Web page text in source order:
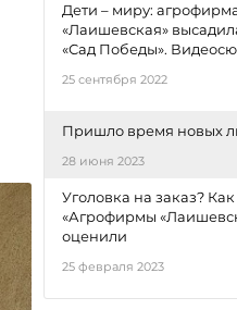
Дети – миру:
«Лаишевская»
«Сад Победы».
25 сентября 2022
Пришло время новых
28 июня 2023
Уголовка на заказ?
«Агрофирмы
оценили
25 февраля 2023